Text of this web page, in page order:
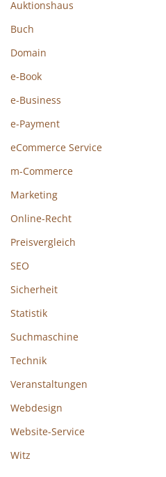
Auktionshaus
Buch
Domain
e-Book
e-Business
e-Payment
eCommerce Service
m-Commerce
Marketing
Online-Recht
Preisvergleich
SEO
Sicherheit
Statistik
Suchmaschine
Technik
Veranstaltungen
Webdesign
Website-Service
Witz